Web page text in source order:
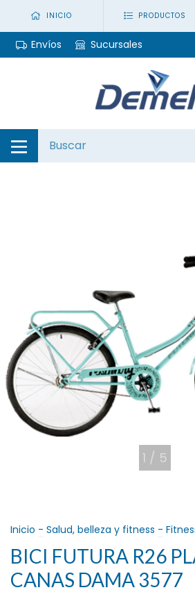
INICIO PRODUCTOS
Envíos Sucursales
1 / 5
Inicio - Salud, belleza y fitness -
BICI FUTURA R26
CANAS DAMA 3577